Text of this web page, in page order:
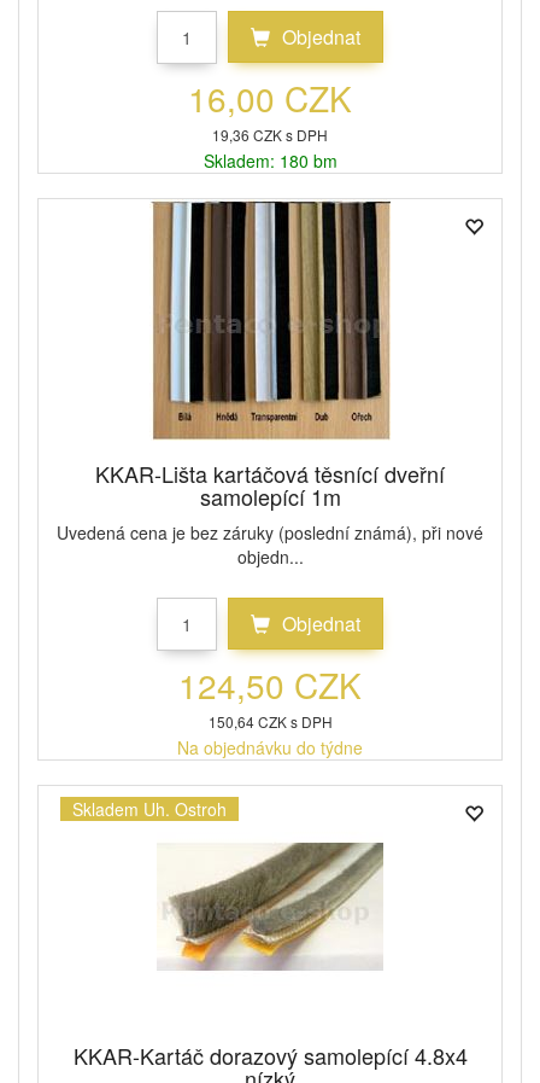
Objednat
16,00 CZK
19,36 CZK s DPH
Skladem: 180 bm
KKAR-Lišta kartáčová těsnící dveřní
samolepící 1m
Uvedená cena je bez záruky (poslední známá), při nové
objedn...
Objednat
124,50 CZK
150,64 CZK s DPH
Na objednávku do týdne
Skladem Uh. Ostroh
KKAR-Kartáč dorazový samolepící 4.8x4